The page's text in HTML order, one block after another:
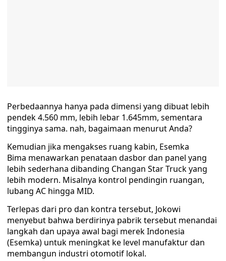
Perbedaannya hanya pada dimensi yang dibuat lebih
pendek 4.560 mm, lebih lebar 1.645mm, sementara
tingginya sama. nah, bagaimaan menurut Anda?
Kemudian jika mengakses ruang kabin, Esemka
Bima menawarkan penataan dasbor dan panel yang
lebih sederhana dibanding Changan Star Truck yang
lebih modern. Misalnya kontrol pendingin ruangan,
lubang AC hingga MID.
Terlepas dari pro dan kontra tersebut, Jokowi
menyebut bahwa berdirinya pabrik tersebut menandai
langkah dan upaya awal bagi merek Indonesia
(Esemka) untuk meningkat ke level manufaktur dan
membangun industri otomotif lokal.